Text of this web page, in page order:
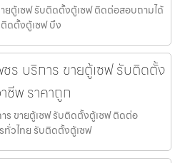
ยตู้เซฟ รับติดตั้งตู้เซฟ ติดต่อสอบถามได้
ดตั้งตู้เซฟ บึง
ร บริการ ขายตู้เซฟ รับติดตั้ง
ชีพ ราคาถูก
ร ขายตู้เซฟ รับติดตั้งตู้เซฟ ติดต่อ
ทั่วไทย รับติดตั้งตู้เซฟ